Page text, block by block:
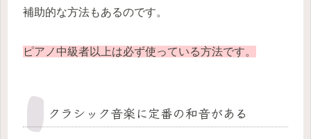
補助的な方法もあるのです。
ピアノ中級者以上は必ず使っている方法です。
クラシック音楽に定番の和音がある